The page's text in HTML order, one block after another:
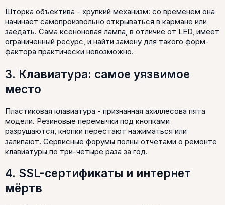
Шторка объектива - хрупкий механизм: со временем она
начинает самопроизвольно открываться в кармане или
заедать. Сама ксеноновая лампа, в отличие от LED, имеет
ограниченный ресурс, и найти замену для такого форм-
фактора практически невозможно.
3. Клавиатура: самое уязвимое
место
Пластиковая клавиатура - признанная ахиллесова пята
модели. Резиновые перемычки под кнопками
разрушаются, кнопки перестают нажиматься или
залипают. Сервисные форумы полны отчётами о ремонте
клавиатуры по три-четыре раза за год.
4. SSL-сертификаты и интернет
мёртв